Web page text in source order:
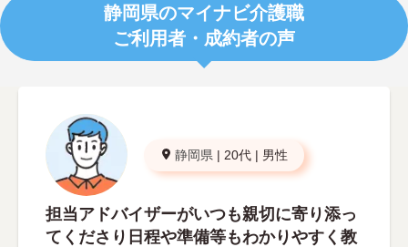
静岡県のマイナビ介護職
ご利用者・成約者の声
静岡県 | 20代 | 男性
担当アドバイザーがいつも親切に寄り添っ
てくださり日程や準備等もわかりやすく教